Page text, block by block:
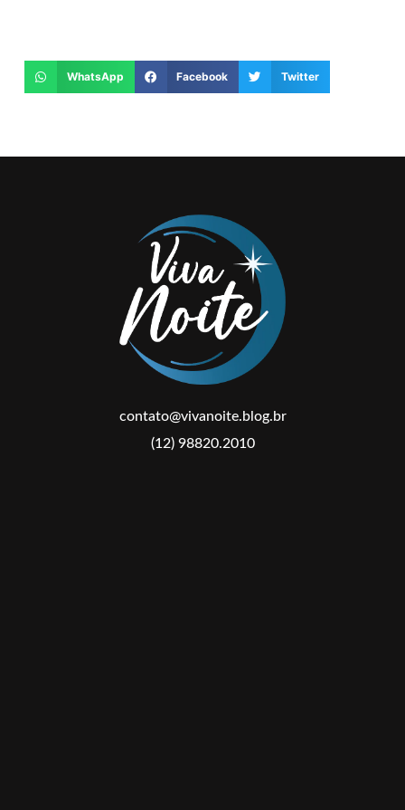
WhatsApp Facebook Twitter
contato@vivanoite.blog.br
(12) 98820.2010